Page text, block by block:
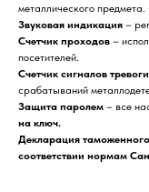
металлического предмета.
Звуковая индикация –
Счетчик проходов –
посетителей.
Счетчик сигналов тревоги
срабатываний
Защита паролем – все
на ключ.
Декларация
соответствии нормам